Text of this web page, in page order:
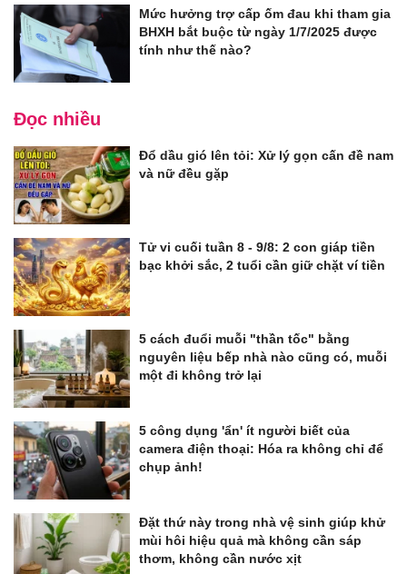
Mức hưởng trợ cấp ốm đau khi tham gia
BHXH bắt buộc từ ngày 1/7/2025 được
tính như thế nào?
Đọc nhiều
Đổ dầu gió lên tỏi: Xử lý gọn cấn đề nam
và nữ đều gặp
Tử vi cuối tuần 8 - 9/8: 2 con giáp tiền
bạc khởi sắc, 2 tuổi cần giữ chặt ví tiền
5 cách đuổi muỗi "thần tốc" bằng
nguyên liệu bếp nhà nào cũng có, muỗi
một đi không trở lại
5 công dụng 'ẩn' ít người biết của
camera điện thoại: Hóa ra không chỉ để
chụp ảnh!
Đặt thứ này trong nhà vệ sinh giúp khử
mùi hôi hiệu quả mà không cần sáp
thơm, không cần nước xịt